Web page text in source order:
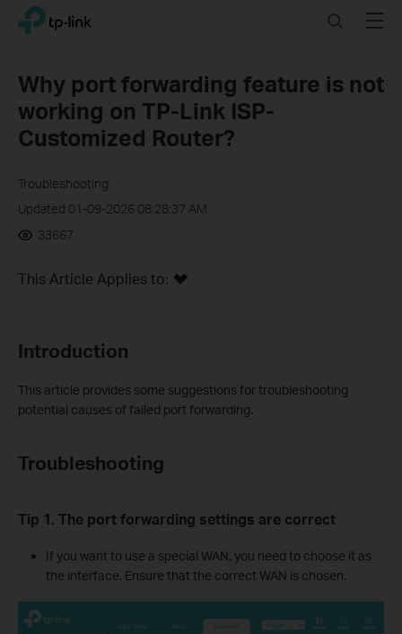
Click
navigation
bar
TP-Link, Reliably Smart SearchMenu
Why port forwarding feature is not
working on TP-Link ISP-
Customized Router?
Troubleshooting
Updated 01-09-2026 08:28:37 AM
33667
This Article Applies to:
Introduction
This article provides some suggestions for troubleshooting
potential causes of failed port forwarding.
Troubleshooting
Tip 1. The port forwarding settings are correct
If you want to use a special WAN, you need to choose it as
the interface. Ensure that the correct WAN is chosen.